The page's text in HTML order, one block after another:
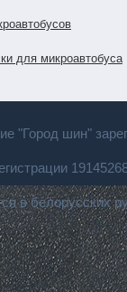
для микроавтобуса
"Город шин"
в белорусских